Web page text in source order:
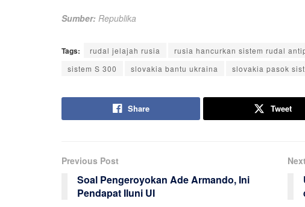
Sumber: Republika
Tags: rudal jelajah rusia rusia hancurkan sistem rudal
sistem S 300
slovakia bantu ukraina slovakia pasok
Share Tweet
Previous Post
Soal Pengeroyokan Ade Armando, Ini
Pendapat Iluni UI